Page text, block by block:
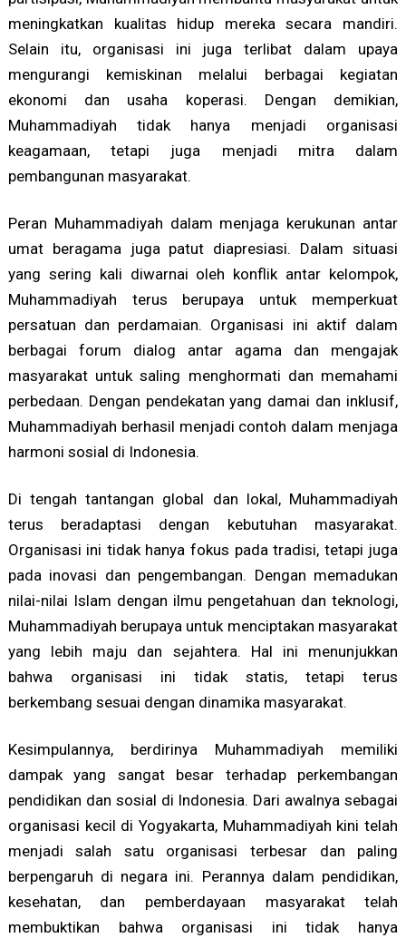
meningkatkan kualitas hidup mereka secara mandiri.
Selain itu, organisasi ini juga terlibat dalam upaya
mengurangi kemiskinan melalui berbagai kegiatan
ekonomi dan usaha koperasi. Dengan demikian,
Muhammadiyah tidak hanya menjadi organisasi
keagamaan, tetapi juga menjadi mitra dalam
pembangunan masyarakat.
Peran Muhammadiyah dalam menjaga kerukunan antar
umat beragama juga patut diapresiasi. Dalam situasi
yang sering kali diwarnai oleh konflik antar kelompok,
Muhammadiyah terus berupaya untuk memperkuat
persatuan dan perdamaian. Organisasi ini aktif dalam
berbagai forum dialog antar agama dan mengajak
masyarakat untuk saling menghormati dan memahami
perbedaan. Dengan pendekatan yang damai dan inklusif,
Muhammadiyah berhasil menjadi contoh dalam menjaga
harmoni sosial di Indonesia.
Di tengah tantangan global dan lokal, Muhammadiyah
terus beradaptasi dengan kebutuhan masyarakat.
Organisasi ini tidak hanya fokus pada tradisi, tetapi juga
pada inovasi dan pengembangan. Dengan memadukan
nilai-nilai Islam dengan ilmu pengetahuan dan teknologi,
Muhammadiyah berupaya untuk menciptakan masyarakat
yang lebih maju dan sejahtera. Hal ini menunjukkan
bahwa organisasi ini tidak statis, tetapi terus
berkembang sesuai dengan dinamika masyarakat.
Kesimpulannya, berdirinya Muhammadiyah memiliki
dampak yang sangat besar terhadap perkembangan
pendidikan dan sosial di Indonesia. Dari awalnya sebagai
organisasi kecil di Yogyakarta, Muhammadiyah kini telah
menjadi salah satu organisasi terbesar dan paling
berpengaruh di negara ini. Perannya dalam pendidikan,
kesehatan, dan pemberdayaan masyarakat telah
membuktikan bahwa organisasi ini tidak hanya